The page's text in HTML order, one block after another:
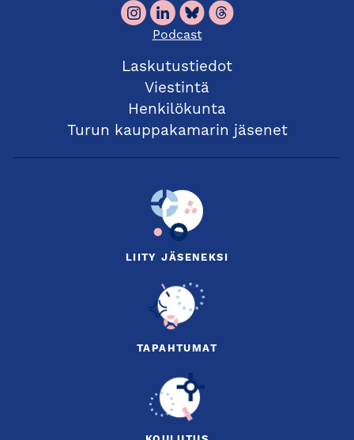
Podcast
Laskutustiedot
Viestintä
Henkilökunta
Turun kauppakamarin jäsenet
LIITY JÄSENEKSI
TAPAHTUMAT